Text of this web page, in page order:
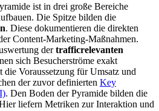
ist in drei große Bereiche
Die Spitze bilden die
. Diese dokumentieren die direkten
Content-Marketing-Maßnahmen.
dertrafficrelevanten
sich Besucherströme exakt
die Voraussetzung für Umsatz und
der zuvor definierten Key
. Den Boden der Pyramide bilden die
liefern Metriken zur Interaktion und